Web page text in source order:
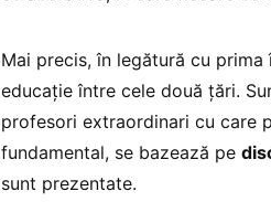
Mai precis, în legătură cu
educație între cele două țări.
profesori extraordinari cu care
fundamental, se bazează pe
sunt prezentate.